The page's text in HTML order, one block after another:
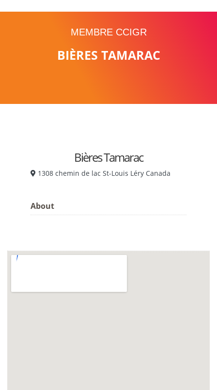
MEMBRE CCIGR
BIÈRES TAMARAC
Bières Tamarac
1308 chemin de lac St-Louis Léry Canada
About